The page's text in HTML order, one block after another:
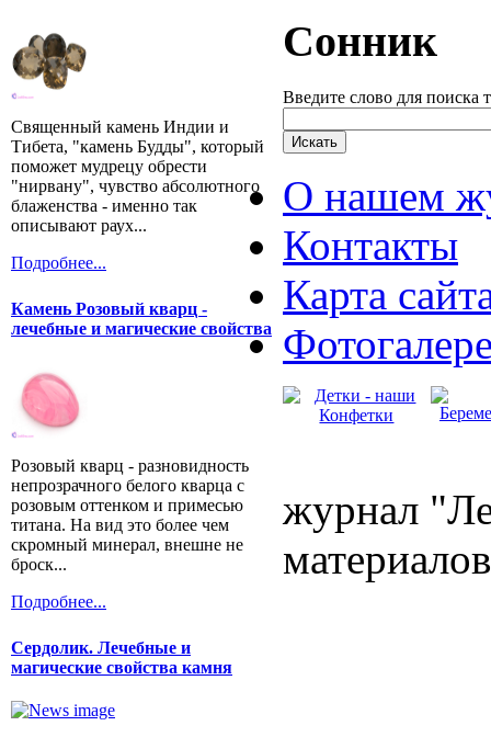
Священный камень Индии и
Тибета, "камень Будды", который
поможет мудрецу обрести
"нирвану", чувство абсолютного
блаженства - именно так
описывают раух...
Подробнее...
Камень Розовый кварц -
лечебные и магические свойства
Розовый кварц - разновидность
непрозрачного белого кварца с
розовым оттенком и примесью
титана. На вид это более чем
скромный минерал, внешне не
броск...
Подробнее...
Сердолик. Лечебные и
магические свойства камня
Сонник
Введите слово для поиска
О нашем
Контакты
Карта
журнал